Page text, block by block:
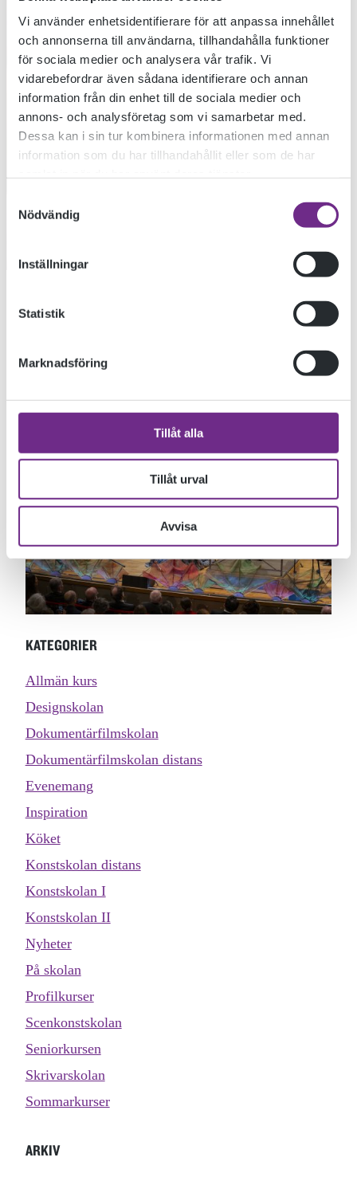
Vi använder enhetsidentifierare för att anpassa innehållet
och annonserna till användarna, tillhandahålla funktioner
för sociala medier och analysera vår trafik. Vi
vidarebefordrar även sådana identifierare och annan
information från din enhet till de sociala medier och
annons- och analysföretag som vi samarbetar med.
Dessa kan i sin tur kombinera informationen med annan
information som du har tillhandahållit eller som de har
Nödvändig
Inställningar
Statistik
Marknadsföring
Tillåt alla
Tillåt urval
Avvisa
NOBELGLANS
ÖVER
DESIGNSKOLAN
2024-12-20
Det glimmar ända till Öland när Designskolan gratulerar vår
Konstfack och har tillsammans med Jonathan Klangeryd
formgivit och tillverkat årets färgsprakande dekorationer till
KATEGORIER
Allmän kurs
Designskolan
Dokumentärfilmskolan
Dokumentärfilmskolan distans
Evenemang
Inspiration
Köket
Konstskolan distans
Konstskolan I
Konstskolan II
Nyheter
På skolan
Profilkurser
Scenkonstskolan
Seniorkursen
Skrivarskolan
Sommarkurser
ARKIV